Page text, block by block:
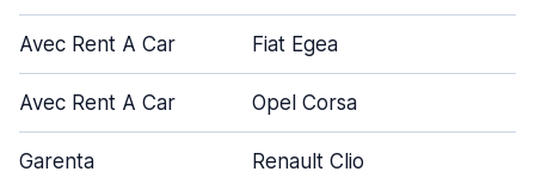
Avec Rent A Car Fiat Egea
Avec Rent A Car Opel Corsa
Garenta Renault Clio